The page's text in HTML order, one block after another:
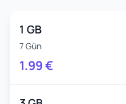
1 GB
7 Gün
1.99€